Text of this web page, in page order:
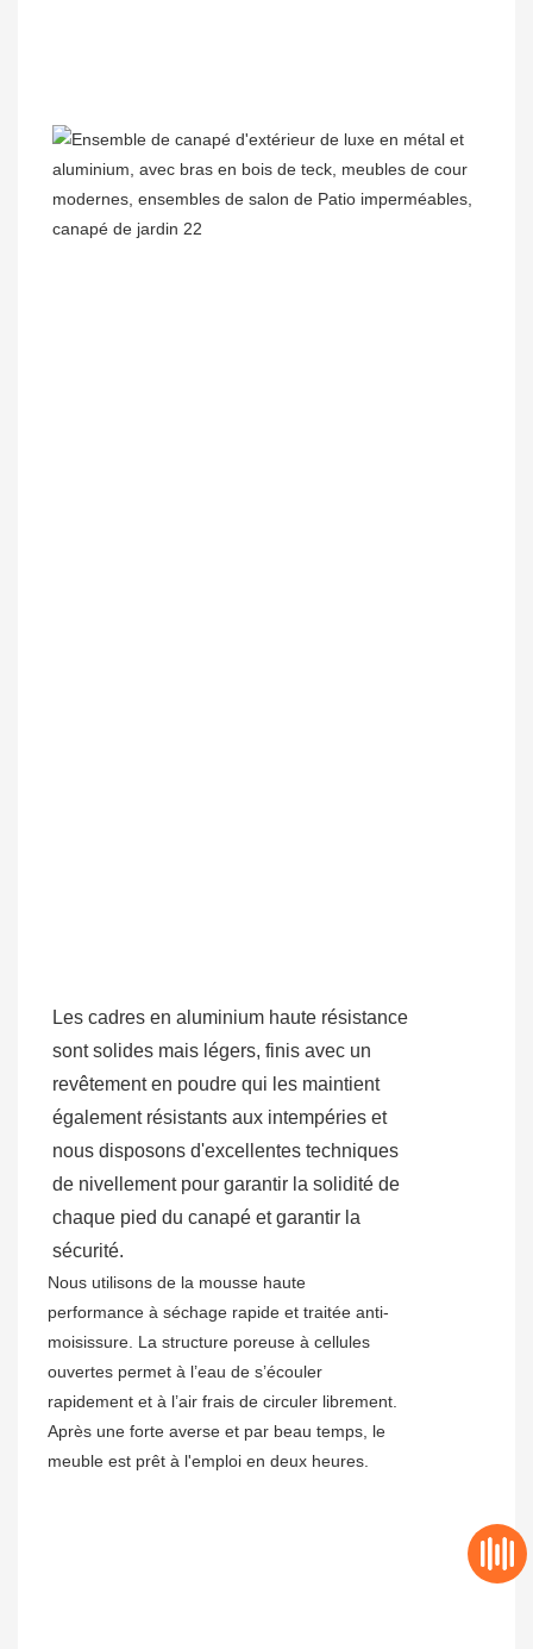
Les cadres en aluminium haute résistance
sont solides mais légers, finis avec un
revêtement en poudre qui les maintient
également résistants aux intempéries et
nous disposons d'excellentes techniques
de nivellement pour garantir la solidité de
chaque pied du canapé et garantir la
sécurité.
Nous utilisons de la mousse haute
performance à séchage rapide et traitée anti-
moisissure. La structure poreuse à cellules
ouvertes permet à l’eau de s’écouler
rapidement et à l’air frais de circuler librement.
Après une forte averse et par beau temps, le
meuble est prêt à l'emploi en deux heures.